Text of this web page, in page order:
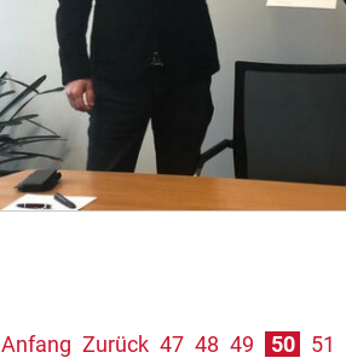
Anfang Zurück 47 48 49 50 51